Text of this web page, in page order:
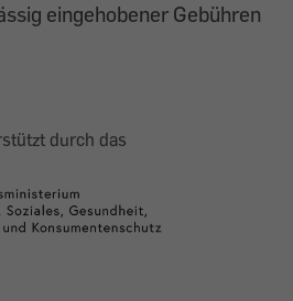
eingehobener Gebühren
durch das